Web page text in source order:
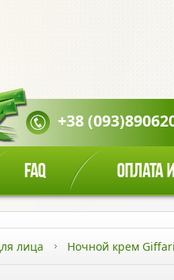
+38
FAQ ОПЛАТА
лица Ночной крем